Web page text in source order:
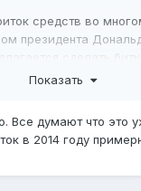
средств во
президента
сделать
резервным активом.
отчету
Показать
Все думают что это
в 2014 году